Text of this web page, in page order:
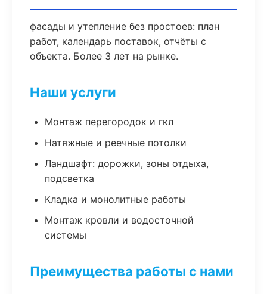
фасады и утепление без простоев: план
работ, календарь поставок, отчёты с
объекта. Более 3 лет на рынке.
Наши услуги
Монтаж перегородок и гкл
Натяжные и реечные потолки
Ландшафт: дорожки, зоны отдыха,
подсветка
Кладка и монолитные работы
Монтаж кровли и водосточной
системы
Преимущества работы с нами